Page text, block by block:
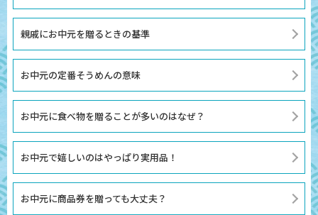
親戚にお中元を贈るときの基準
お中元の定番そうめんの意味
お中元に食べ物を贈ることが多いのはなぜ？
お中元で嬉しいのはやっぱり実用品！
お中元に商品券を贈っても大丈夫？